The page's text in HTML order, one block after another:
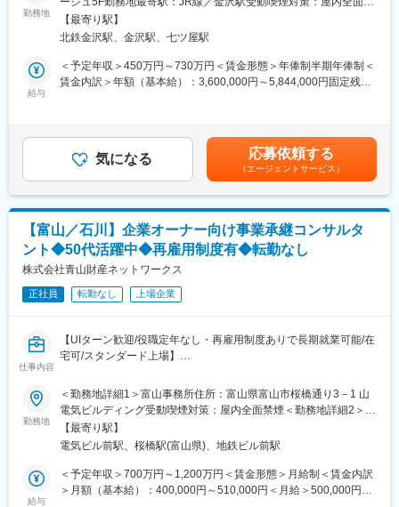
ビジネス開発を通じて自社が得たノウハウや知見を地域に還元し
ていくfunakuの取組みは、スタートアップとも地方創生とも違っ
た新しい枠組みとなっていくと考えています。
ークを繰り返し実施。
今期はフィールドワークや当事者へのヒアリングを通じて、地域
業を立ち上げようとしています。
変更の範囲：会社の定める業務
えてビジネスモデルを再設計し、社内の無駄や不合理を省いて、
そのモデルを実現する最適なビジネスプロセスを組み上げて頂き
ます。
【具体的には】
面でまとめ、企画提案書を作成。
〇提案報告、受注活動：
診断結果、立案した改善プラン、成果予測を含めクライアントに
クライアントの自立と自律を促すため、訪問は月2～3回程度。指
導は集中的に実施。そのためクライアントとの関係性強化が重要
です。担当クライアントは複数社、1案件6か月～1年以上を要し
ます。
■募集背景：
今後の企業経営においては、企業の成長性と持続性の両面をサポ
ートするCFO機能の必要性が高まってきます。特に、複数の企業
や事業を有するグループ企業においては、各社・各事業という部
分最適の視点ではなく、グループ全体として競争力を高め、企業
きております。この市況感からこれまで当社が得意としてきたコ
ンサルティングにおける戦略デザイン機能（上流工程）をアップ
デートすると共に、現場における実装・オペレーション支援機能
も強化しながら、企業経営を一気通貫で支援できる唯一無二の
戦略目標としております。
勤務地
煙【最寄り駅】
北鉄金沢駅、金沢駅、七ツ屋駅
給与
＜予定年収＞450万円～730万円＜賃金形態＞年俸制半期年俸制＜
賃金内訳＞年額（基本給）：3,600,000円～5,844,000円固定残業
手当＞有＜給与補足＞※賞与について人事制度変更に伴い、賞与分
が基本給に組み込まれることになりました。(個人やチームの成果
に応じてインセンティブとして追加支給する場合があります)賃金
はあくまでも目安の金額であり、選考を通じて上下する可能性が
あります。月給(月額)は固定手当を含めた表記です。
気になる 応募依頼する
（エージェントサービス）
【富山／石川】企業オーナー向け事業承継コンサルタ
ント◆50代活躍中◆再雇用制度有◆転勤なし
株式会社青山財産ネットワークス
正社員 転勤なし 上場企業
仕事内容
【UIターン歓迎/役職定年なし・再雇用制度ありで長期就業可能/在
宅可/スタンダード上場】
■募集背景：
・当社拠点戦略施策を推進するにあたり、北陸拠点の稼働を本格
化するため、新たに1名の採用を開始いたします。
■業務内容：
・当社北陸拠点開設に伴い、北陸エリアの金融機関（銀行や税理
士事務所等）とのパイプライン構築および開拓に注力いただきま
勤務地
＜勤務地詳細1＞富山事務所住所：富山県富山市桜橋通り3－1 山
電気ビルディング受動喫煙対策：屋内全面禁煙＜勤務地詳細2＞金
沢事務所（場所未定）住所：石川県 受動喫煙対策：屋内全面禁煙
変更の範囲：無
【最寄り駅】
電気ビル前駅、桜橋駅(富山県)、地鉄ビル前駅
給与
＜予定年収＞700万円～1,200万円＜賃金形態＞月給制＜賃金内訳
＞月額（基本給）：400,000円～510,000円＜月給＞500,000円～